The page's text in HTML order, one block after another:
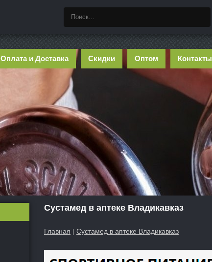
Оплата и Доставка Скидки Оптом Контакты
Сустамед в аптеке Владикавказ
Главная | Сустамед в аптеке Владикавказ